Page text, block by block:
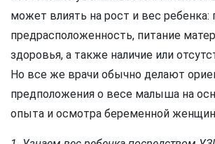
может влиять на рост и вес ребенка:
предрасположенность, питание
здоровья, а также наличие или
Но все же врачи обычно делают
предположения о весе малыша на
опыта и осмотра беременной